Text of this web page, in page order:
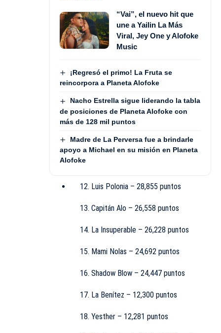
“Vai”, el nuevo hit que
une a Yailin La Más
Viral, Jey One y Alofoke
Music
¡Regresó el primo! La Fruta se
reincorpora a Planeta Alofoke
Nacho Estrella sigue liderando la tabla
de posiciones de Planeta Alofoke con
más de 128 mil puntos
Madre de La Perversa fue a brindarle
apoyo a Michael en su misión en Planeta
Alofoke
Luis Polonia – 28,855 puntos
Capitán Alo – 26,558 puntos
La Insuperable – 26,228 puntos
Mami Nolas – 24,692 puntos
Shadow Blow – 24,447 puntos
La Benítez – 12,300 puntos
Yesther – 12,281 puntos